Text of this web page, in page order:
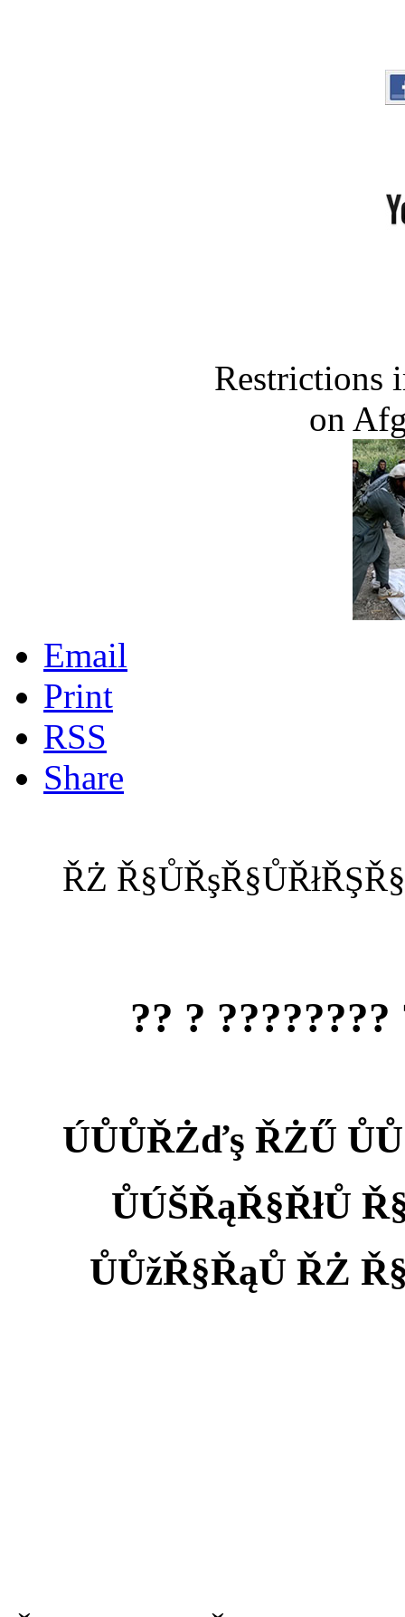
Restrictions
on
Email
Print
RSS
Share
?????? ??? ?
ŮÚŠŘąŘ§ŘłŮ
ŮŮžŘ§ŘąŮ ŘŻ